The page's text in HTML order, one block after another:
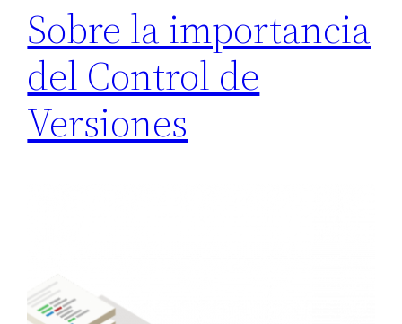
Sobre la importancia
del Control de
Versiones